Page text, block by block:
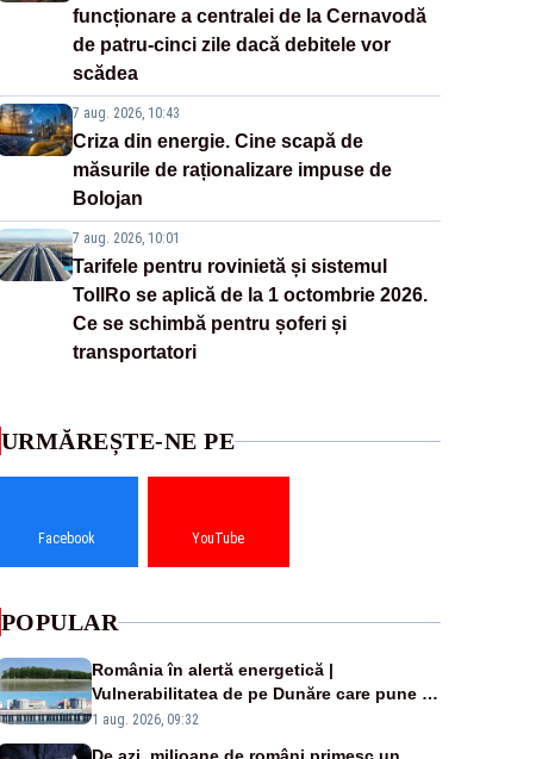
funcționare a centralei de la Cernavodă
de patru-cinci zile dacă debitele vor
scădea
7 aug. 2026, 10:43
Criza din energie. Cine scapă de
măsurile de raționalizare impuse de
Bolojan
7 aug. 2026, 10:01
Tarifele pentru rovinietă și sistemul
TollRo se aplică de la 1 octombrie 2026.
Ce se schimbă pentru șoferi și
transportatori
URMĂREȘTE-NE PE
Facebook YouTube
POPULAR
România în alertă energetică |
Vulnerabilitatea de pe Dunăre care pune în
pericol Centrala Cernavodă era cunoscută
1 aug. 2026, 09:32